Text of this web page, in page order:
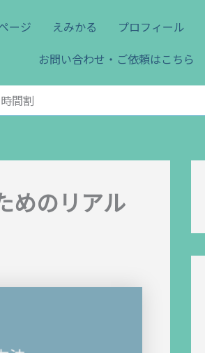
ージ えみかる プロフィール
お問い合わせ・ご依頼はこちら
間割
めのリアル